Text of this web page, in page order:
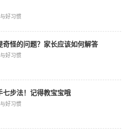
好习惯
奇怪的问题？家长应该如何解答
好习惯
七步法！记得教宝宝哦
好习惯